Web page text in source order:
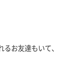
お友達もいて、